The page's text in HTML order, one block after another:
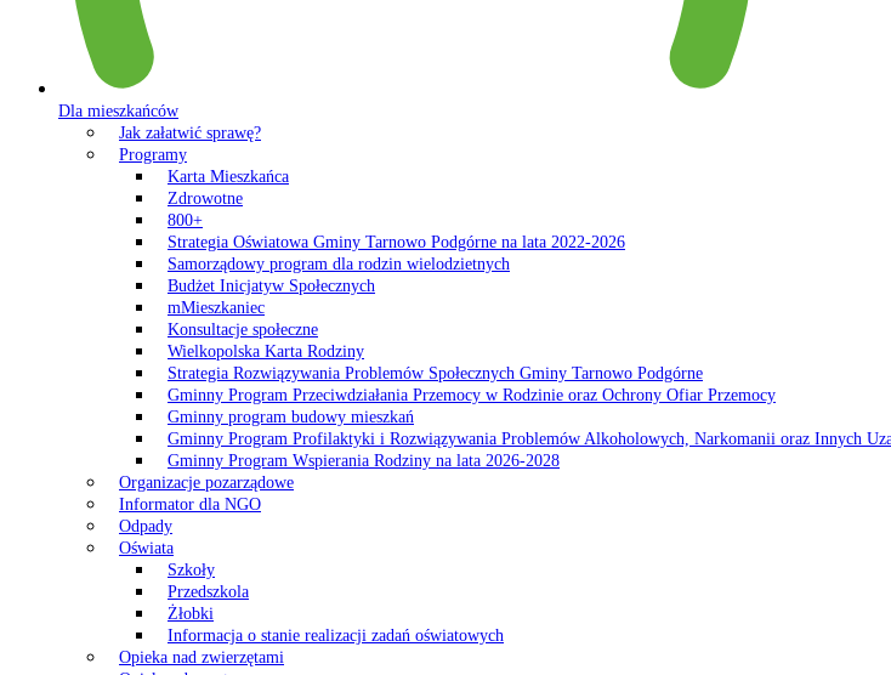
Dla mieszkańców
Jak załatwić sprawę?
Programy
Karta Mieszkańca
Zdrowotne
800+
Strategia Oświatowa Gminy Tarnowo Podgórne na lata 2022-2026
Samorządowy program dla rodzin wielodzietnych
Budżet Inicjatyw Społecznych
mMieszkaniec
Konsultacje społeczne
Wielkopolska Karta Rodziny
Strategia Rozwiązywania Problemów Społecznych Gminy Tarnowo Podgórne
Gminny Program Przeciwdziałania Przemocy w Rodzinie oraz Ochrony Ofiar Przemocy
Gminny program budowy mieszkań
Gminny Program Profilaktyki i Rozwiązywania Problemów Alkoholowych, Narkomanii oraz Innych
Gminny Program Wspierania Rodziny na lata 2026-2028
Organizacje pozarządowe
Informator dla NGO
Odpady
Oświata
Szkoły
Przedszkola
Żłobki
Informacja o stanie realizacji zadań oświatowych
Opieka nad zwierzętami